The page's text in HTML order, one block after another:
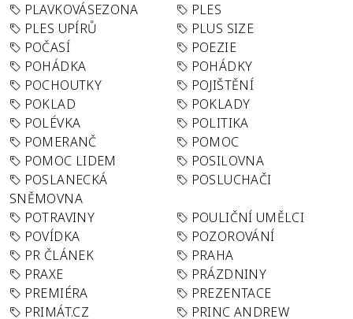
PLAVKOVÁSEZONA
PLES
PLES UPÍRŮ
PLUS SIZE
POČASÍ
POEZIE
POHÁDKA
POHÁDKY
POCHOUTKY
POJIŠTĚNÍ
POKLAD
POKLADY
POLÉVKA
POLITIKA
POMERANČ
POMOC
POMOC LIDEM
POSILOVNA
POSLANECKÁ
SNĚMOVNA
POSLUCHAČI
POTRAVINY
POULIČNÍ UMĚLCI
POVÍDKA
POZOROVÁNÍ
PR ČLÁNEK
PRAHA
PRAXE
PRÁZDNINY
PREMIÉRA
PREZENTACE
PRIMÁT.CZ
PRINC ANDREW